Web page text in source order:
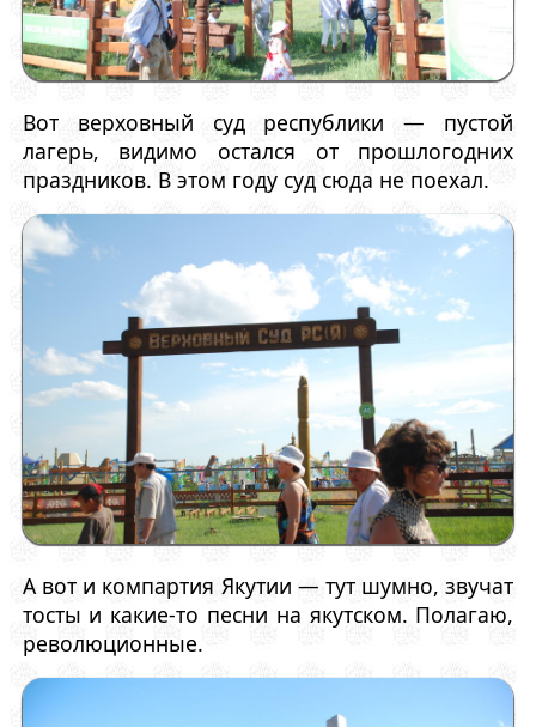
Вот верховный суд республики — пустой
лагерь, видимо остался от прошлогодних
праздников. В этом году суд сюда не поехал.
А вот и компартия Якутии — тут шумно, звучат
тосты и какие-то песни на якутском. Полагаю,
революционные.